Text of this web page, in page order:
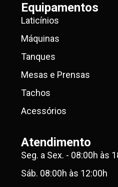
Equipamentos
Laticínios
Máquinas
Tanques
Mesas e Prensas
Tachos
Acessórios
Atendimento
Seg. a Sex. - 08:00h às
Sáb. 08:00h às 12:00h